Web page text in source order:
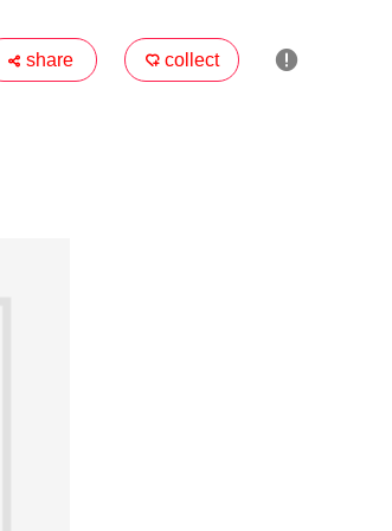
 share  collect 